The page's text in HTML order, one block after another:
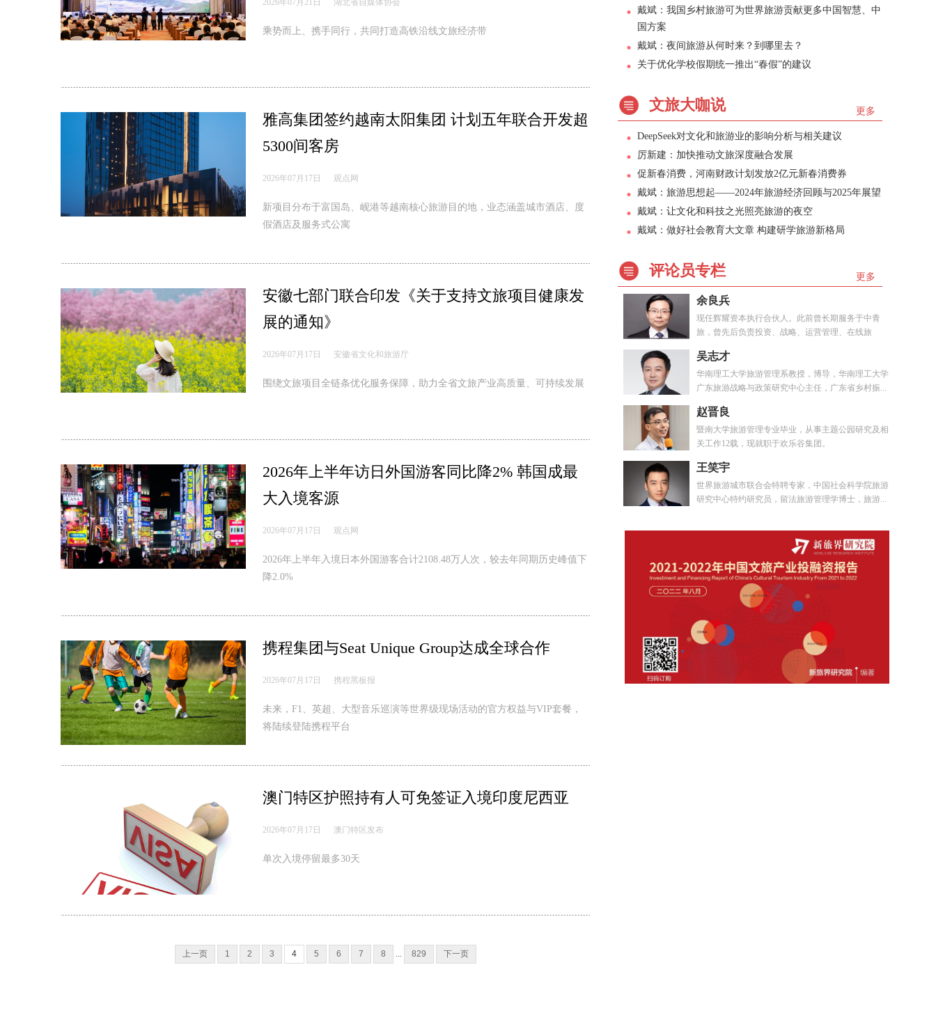
2026年07月21日 湖北省自媒体协会
乘势而上、携手同行，共同打造高铁沿线文旅经济带
雅高集团签约越南太阳集团 计划五年联合开发超
5300间客房
2026年07月17日 观点网
新项目分布于富国岛、岘港等越南核心旅游目的地，业态涵盖城市酒店、度
假酒店及服务式公寓
安徽七部门联合印发《关于支持文旅项目健康发
展的通知》
2026年07月17日 安徽省文化和旅游厅
围绕文旅项目全链条优化服务保障，助力全省文旅产业高质量、可持续发展
2026年上半年访日外国游客同比降2% 韩国成最
大入境客源
2026年07月17日 观点网
2026年上半年入境日本外国游客合计2108.48万人次，较去年同期历史峰值下
降2.0%
携程集团与Seat Unique Group达成全球合作
2026年07月17日 携程黑板报
未来，F1、英超、大型音乐巡演等世界级现场活动的官方权益与VIP套餐，
将陆续登陆携程平台
澳门特区护照持有人可免签证入境印度尼西亚
2026年07月17日 澳门特区发布
单次入境停留最多30天
上一页 1 2 3 4 5 6 7 8 ... 829 下一页
戴斌：我国乡村旅游可为世界旅游贡献更多中国智慧、中
国方案
戴斌：夜间旅游从何时来？到哪里去？
关于优化学校假期统一推出“春假”的建议
更多
文旅大咖说
DeepSeek对文化和旅游业的影响分析与相关建议
厉新建：加快推动文旅深度融合发展
促新春消费，河南财政计划发放2亿元新春消费券
戴斌：旅游思想起——2024年旅游经济回顾与2025年展望
戴斌：让文化和科技之光照亮旅游的夜空
戴斌：做好社会教育大文章 构建研学旅游新格局
更多
评论员专栏
余良兵
现任辉耀资本执行合伙人。此前曾长期服务于中青
旅，曾先后负责投资、战略、运营管理、在线旅
吴志才
华南理工大学旅游管理系教授，博导，华南理工大学
广东旅游战略与政策研究中心主任，广东省乡村振...
赵晋良
暨南大学旅游管理专业毕业，从事主题公园研究及相
关工作12载，现就职于欢乐谷集团。
王笑宇
世界旅游城市联合会特聘专家，中国社会科学院旅游
研究中心特约研究员，留法旅游管理学博士，旅游...